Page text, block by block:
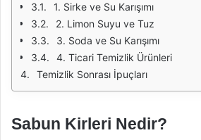
1. Sirke ve Su Karışımı
2. Limon Suyu ve Tuz
3. Soda ve Su Karışımı
4. Ticari Temizlik Ürünleri
Temizlik Sonrası İpuçları
Sabun Kirleri Nedir?